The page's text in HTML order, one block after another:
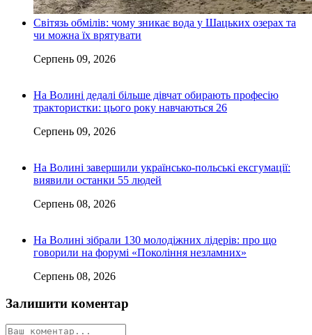
Світязь обмілів: чому зникає вода у Шацьких озерах та
чи можна їх врятувати
Серпень 09, 2026
На Волині дедалі більше дівчат обирають професію
трактористки: цього року навчаються 26
Серпень 09, 2026
На Волині завершили українсько-польські ексгумації:
виявили останки 55 людей
Серпень 08, 2026
На Волині зібрали 130 молодіжних лідерів: про що
говорили на форумі «Покоління незламних»
Серпень 08, 2026
Залишити коментар